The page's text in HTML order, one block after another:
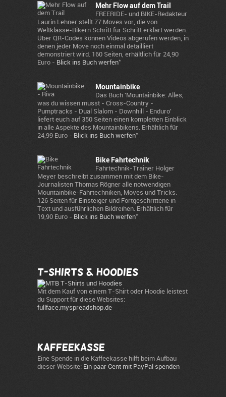
Mehr Flow auf dem Trail
FREERIDE- und BIKE-Redakteur
Laurin Lehner stellt 77 Moves vor, die von
Weltklasse-Bikern Schritt für Schritt erklärt werden.
Über QR-Codes können Videos abgerufen werden, in
denen jeder Move noch einmal detailliert
demonstriert wird. 160 Seiten, erhältlich für 24,90
Euro - Blick ins Buch werfen*
Mountainbike
Das Buch 'Mountainbike: Alles,
was du wissen musst - Cross-Country -
Pumptracks - Dual Slalom - Downhill - Enduro'
liefert euch auf 350 Seiten einen kompletten Einblick
in alle Aspekte des Mountainbikens. Erhältlich für
24,99 Euro - Blick ins Buch werfen*
Bike Fahrtechnik
Fahrtechnik-Trainer Holger
Meyer beschreibt zusammen mit dem Bike-
Journalisten Thomas Rögner alle notwendigen
Mountainbike-Fahrtechniken, Moves und Tricks.
126 Seiten für Einsteiger und Fortgeschrittene in
Text und ausführlichen Bildreihen. Erhältlich für
19,90 Euro - Blick ins Buch werfen*
T-Shirts & Hoodies
Mit dem Kauf von einem T-Shirt oder Hoodie leistest
du Support für diese Websites:
fullface.myspreadshop.de
Kaffeekasse
Eine Spende in die Kaffeekasse hilft beim Aufbau
dieser Website: Ein paar Cent mit PayPal spenden